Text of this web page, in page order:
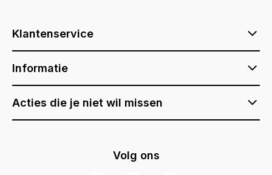
Klantenservice
Informatie
Acties die je niet wil missen
Volg ons